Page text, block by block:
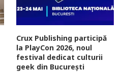
Crux Publishing participă
la PlayCon 2026, noul
festival dedicat culturii
geek din București